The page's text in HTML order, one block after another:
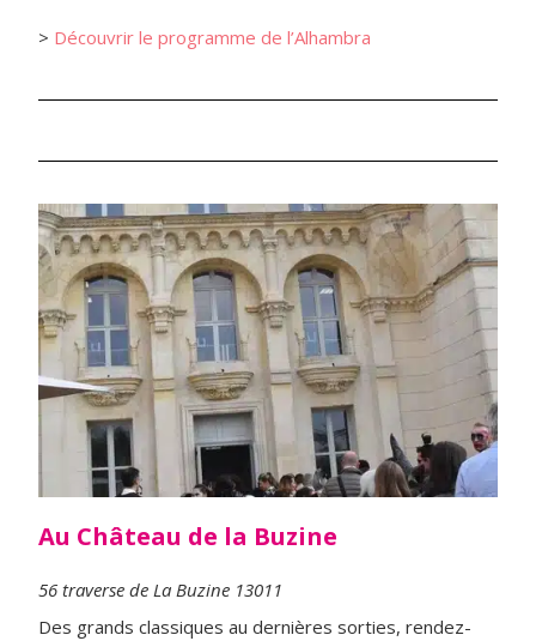
> Découvrir le programme de l’Alhambra
Au Château de la Buzine
56 traverse de La Buzine 13011
Des grands classiques au dernières sorties, rendez-